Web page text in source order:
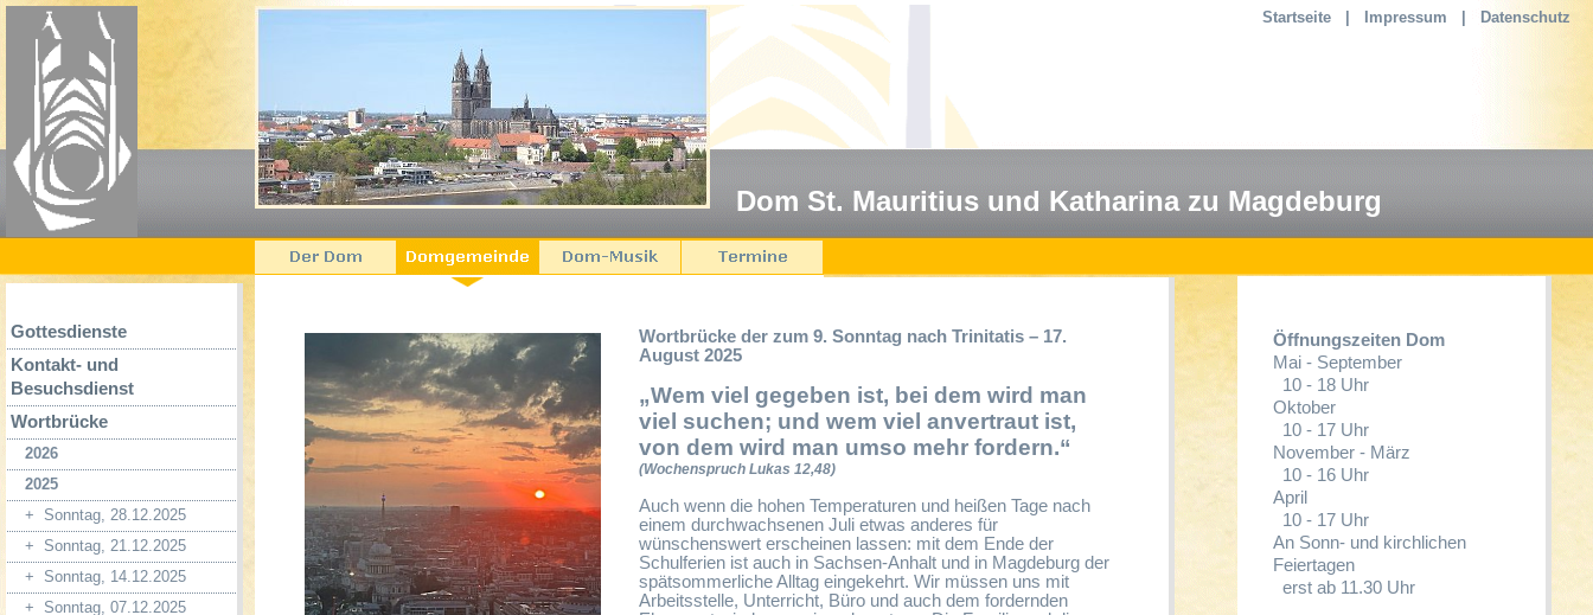
Startseite Impressum Datenschutz
Dom St. Mauritius und Katharina zu Magdeburg
Gottesdienste
Kontakt- und
Besuchsdienst
Wortbrücke
2026
2025
+ Sonntag, 28.12.2025
+ Sonntag, 21.12.2025
+ Sonntag, 14.12.2025
+ Sonntag, 07.12.2025
Wortbrücke der zum 9. Sonntag nach Trinitatis – 17.
August 2025
„Wem viel gegeben ist, bei dem wird man
viel suchen; und wem viel anvertraut ist,
von dem wird man umso mehr fordern.“
(Wochenspruch Lukas 12,48)
Auch wenn die hohen Temperaturen und heißen Tage nach
einem durchwachsenen Juli etwas anderes für
wünschenswert erscheinen lassen: mit dem Ende der
Schulferien ist auch in Sachsen-Anhalt und in Magdeburg der
spätsommerliche Alltag eingekehrt. Wir müssen uns mit
Arbeitsstelle, Unterricht, Büro und auch dem fordernden
Öffnungszeiten Dom
Mai - September
10 - 18 Uhr
Oktober
10 - 17 Uhr
November - März
10 - 16 Uhr
April
10 - 17 Uhr
An Sonn- und kirchlichen
Feiertagen
erst ab 11.30 Uhr